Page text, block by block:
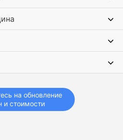
на обновление
и стоимости